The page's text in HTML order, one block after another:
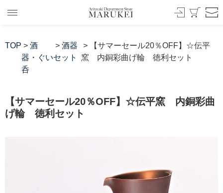
TOP > 酒
器・ぐい
呑
>酒器
セット
> 【サマーセール20％OFF】☆伝平
窯 内銅彩曲げ輪 徳利セット
【サマーセール20％OFF】☆伝平窯 内銅彩曲
げ輪 徳利セット